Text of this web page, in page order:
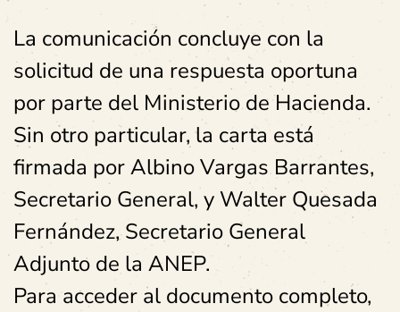
La comunicación concluye con la
solicitud de una respuesta oportuna
por parte del Ministerio de Hacienda.
Sin otro particular, la carta está
firmada por Albino Vargas Barrantes,
Secretario General, y Walter Quesada
Fernández, Secretario General
Adjunto de la ANEP.
Para acceder al documento completo,